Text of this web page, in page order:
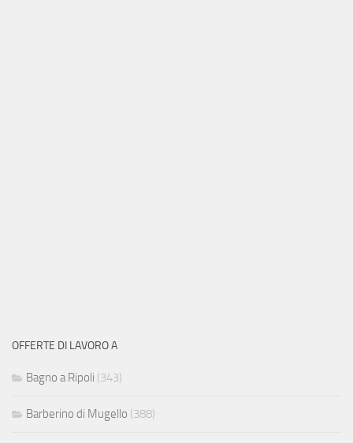
OFFERTE DI LAVORO A
Bagno a Ripoli (343)
Barberino di Mugello (388)